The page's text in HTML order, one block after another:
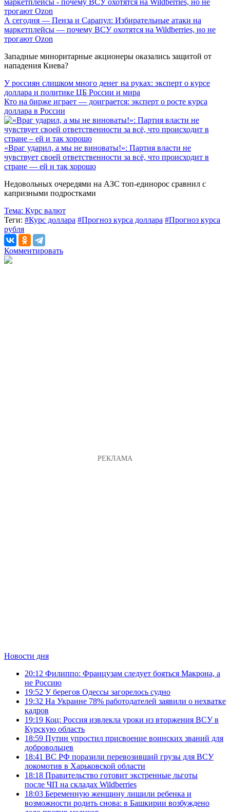
А сегодня — Пенза и Сарапул: Избирательные атаки на
маркетплейсы — почему ВСУ охотятся на Wildberries, но не
трогают Оzon
Западные миноритарные акционеры оказались защитой от
нападения Киева?
У россиян слишком много денег на руках: эксперт о курсе
доллара и политике ЦБ России и мира
Кто на бирже играет — доиграется: эксперт о росте курса
доллара в России
«Враг ударил, а мы не виноваты!»: Партия власти не
чувствует своей ответственности за всё, что происходит в
стране — ей и так хорошо
Недовольных очередями на АЗС топ-единорос сравнил с
капризными подростками
Тема: Курс валют
Теги: #Курс доллара #Прогноз курса доллара #Прогноз курса
рубля
Комментировать
Новости дня
20:12 Филиппо: Французам следует бояться Макрона, а
не Россию
19:52 У берегов Одессы загорелось судно
19:32 На Украине 78% работодателей заявили о нехватке
кадров
19:19 Коц: Россия извлекла уроки из вторжения ВСУ в
Курскую область
18:59 Путин упростил присвоение воинских званий для
добровольцев
18:41 ВС РФ поразили перевозивший грузы для ВСУ
локомотив в Харьковской области
18:18 Правительство готовит экстренные льготы
после ЧП на складах Wildberries
18:03 Беременную женщину лишили ребенка и
возможности родить снова: в Башкирии возбуждено